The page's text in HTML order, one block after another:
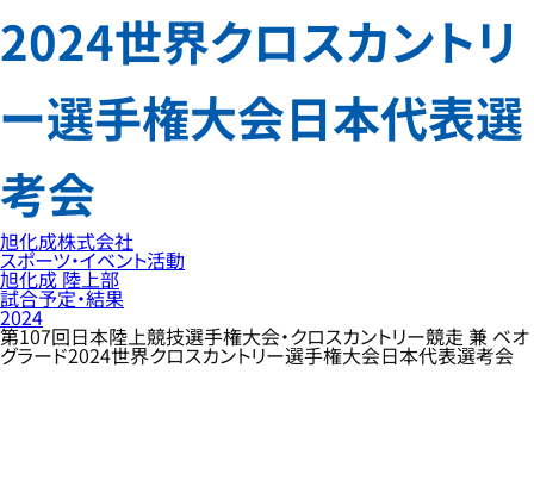
2024世界クロスカントリ
ー選手権大会日本代表選
考会
旭化成株式会社
スポーツ・イベント活動
旭化成 陸上部
試合予定・結果
2024
第107回日本陸上競技選手権大会・クロスカントリー競走 兼 ベオ
グラード2024世界クロスカントリー選手権大会日本代表選考会